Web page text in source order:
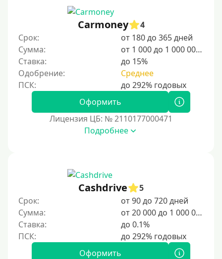
300 руб
400 руб
500 руб
1000 руб
6000 руб
7000 руб
8000 руб
Carmoney
4
Срок:
от 180 до 365 дней
Сумма:
от 1 000 до 1 000 000 ₽
Ставка:
до 15%
Одобрение:
Среднее
Оформить
Лицензия ЦБ: № 2110177000471
Подробнее
Cashdrive
5
Срок:
от 90 до 720 дней
Сумма:
от 20 000 до 1 000 000 ₽
Ставка:
до 0.1%
Оформить